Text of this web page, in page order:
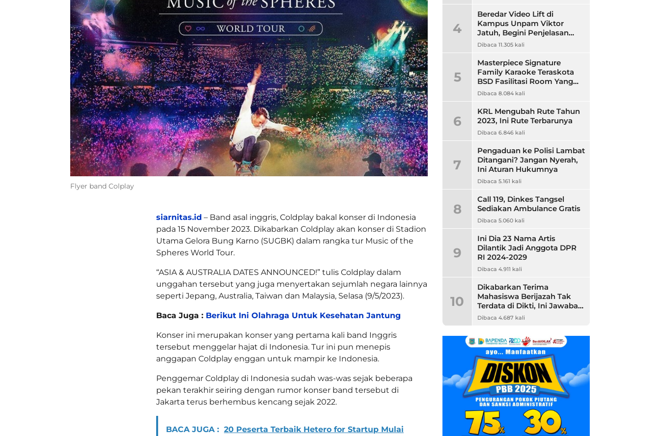
Flyer band Colplay
siarnitas.id – Band asal inggris, Coldplay bakal konser di Indonesia
pada 15 November 2023. Dikabarkan Coldplay akan konser di Stadion
Utama Gelora Bung Karno (SUGBK) dalam rangka tur Music of the
Spheres World Tour.
“ASIA & AUSTRALIA DATES ANNOUNCED!” tulis Coldplay dalam
unggahan tersebut yang juga menyertakan sejumlah negara lainnya
seperti Jepang, Australia, Taiwan dan Malaysia, Selasa (9/5/2023).
Baca Juga : Berikut Ini Olahraga Untuk Kesehatan Jantung
Konser ini merupakan konser yang pertama kali band Inggris
tersebut menggelar hajat di Indonesia. Tur ini pun menepis
anggapan Coldplay enggan untuk mampir ke Indonesia.
Penggemar Coldplay di Indonesia sudah was-was sejak beberapa
pekan terakhir seiring dengan rumor konser band tersebut di
Jakarta terus berhembus kencang sejak 2022.
BACA JUGA : 20 Peserta Terbaik Hetero for Startup Mulai
4
Beredar Video Lift di
Kampus Unpam Viktor
Jatuh, Begini Penjelasan
Rektor Unpam
Dibaca 11.305 kali
5
Masterpiece Signature
Family Karaoke Teraskota
BSD Fasilitasi Room Yang
Nyaman dan Harga
Dibaca 8.084 kali
6
KRL Mengubah Rute Tahun
2023, Ini Rute Terbarunya
Dibaca 6.846 kali
7
Pengaduan ke Polisi Lambat
Ditangani? Jangan Nyerah,
Ini Aturan Hukumnya
Dibaca 5.161 kali
8
Call 119, Dinkes Tangsel
Sediakan Ambulance Gratis
Dibaca 5.060 kali
9
Ini Dia 23 Nama Artis
Dilantik Jadi Anggota DPR
RI 2024-2029
Dibaca 4.911 kali
10
Dikabarkan Terima
Mahasiswa Berijazah Tak
Terdata di Dikti, Ini Jawaban
Unpam
Dibaca 4.687 kali